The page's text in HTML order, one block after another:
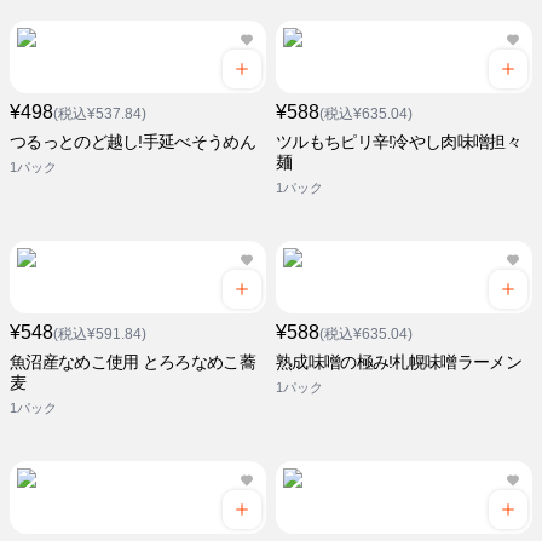
¥498(税込¥537.84)
つるっとのど越し!手延べそうめん
1パック
¥588(税込¥635.04)
ツルもちピリ辛!冷やし肉味噌担々
麺
1パック
¥548(税込¥591.84)
魚沼産なめこ使用 とろろなめこ蕎
麦
1パック
¥588(税込¥635.04)
熟成味噌の極み!札幌味噌ラーメン
1パック